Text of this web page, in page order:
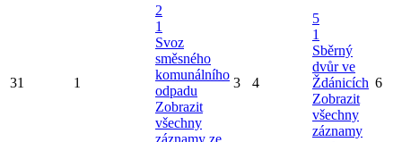
31 1
2
1
Svoz
směsného
komunálního
odpadu
Zobrazit
všechny
3 4
5
1
Sběrný
dvůr ve
Ždánicích
Zobrazit
všechny
záznamy
6